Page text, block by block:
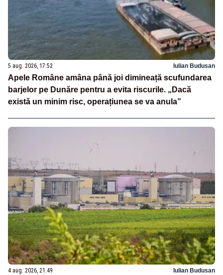
5 aug. 2026, 17:52 Iulian Budusan
Apele Române amâna până joi dimineață scufundarea
barjelor pe Dunăre pentru a evita riscurile. „Dacă
există un minim risc, operațiunea se va anula”
4 aug. 2026, 21:49 Iulian Budusan